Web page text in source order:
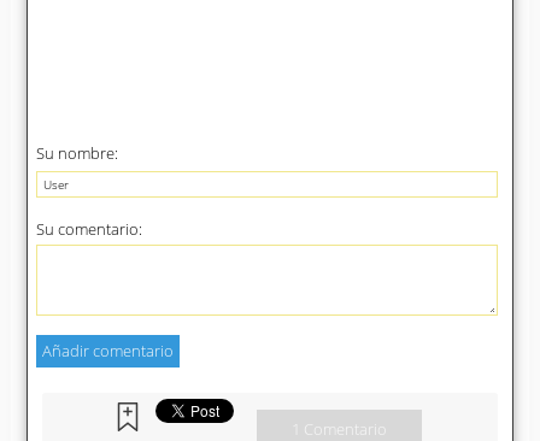
Su nombre:
Su comentario:
1 Comentario